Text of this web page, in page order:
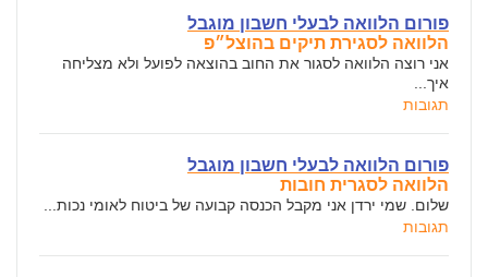
פורום הלוואה לבעלי חשבון מוגבל
הלוואה לסגירת תיקים בהוצל״פ
אני רוצה הלוואה לסגור את החוב בהוצאה לפועל ולא מצליחה
איך...
תגובות
פורום הלוואה לבעלי חשבון מוגבל
הלוואה לסגרית חובות
שלום. שמי ירדן אני מקבל הכנסה קבועה של ביטוח לאומי נכות...
תגובות